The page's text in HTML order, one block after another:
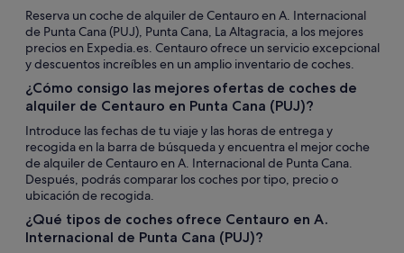
Reserva un coche de alquiler de Centauro en A. Internacional
de Punta Cana (PUJ), Punta Cana, La Altagracia, a los mejores
precios en Expedia.es. Centauro ofrece un servicio excepcional
y descuentos increíbles en un amplio inventario de coches.
¿Cómo consigo las mejores ofertas de coches de
alquiler de Centauro en Punta Cana (PUJ)?
Introduce las fechas de tu viaje y las horas de entrega y
recogida en la barra de búsqueda y encuentra el mejor coche
de alquiler de Centauro en A. Internacional de Punta Cana.
Después, podrás comparar los coches por tipo, precio o
ubicación de recogida.
¿Qué tipos de coches ofrece Centauro en A.
Internacional de Punta Cana (PUJ)?